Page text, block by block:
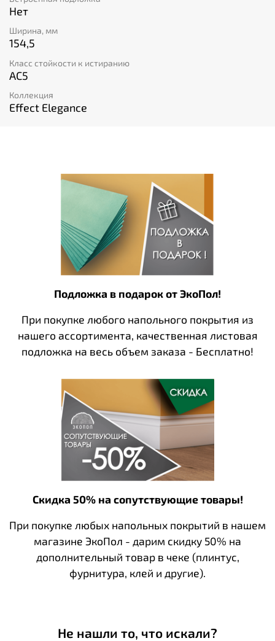
Нет
Ширина, мм
154,5
Класс стойкости к истиранию
AC5
Коллекция
Effect Elegance
Подложка в подарок от ЭкоПол!
При покупке любого напольного покрытия из
нашего ассортимента, качественная листовая
подложка на весь объем заказа - Бесплатно!
Скидка 50% на сопутствующие товары!
При покупке любых напольных покрытий в нашем
магазине ЭкоПол - дарим скидку 50% на
дополнительный товар в чеке (плинтус,
фурнитура, клей и другие).
Не нашли то, что искали?